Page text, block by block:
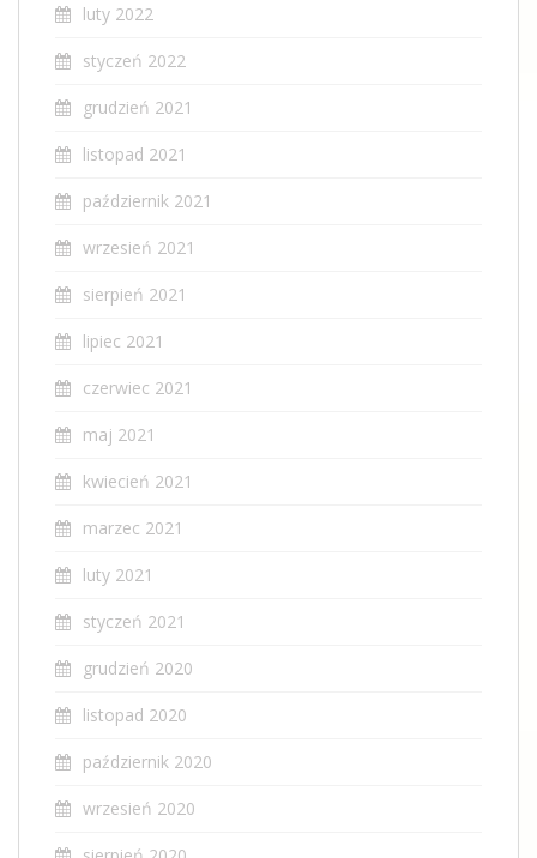
luty 2022
styczeń 2022
grudzień 2021
listopad 2021
październik 2021
wrzesień 2021
sierpień 2021
lipiec 2021
czerwiec 2021
maj 2021
kwiecień 2021
marzec 2021
luty 2021
styczeń 2021
grudzień 2020
listopad 2020
październik 2020
wrzesień 2020